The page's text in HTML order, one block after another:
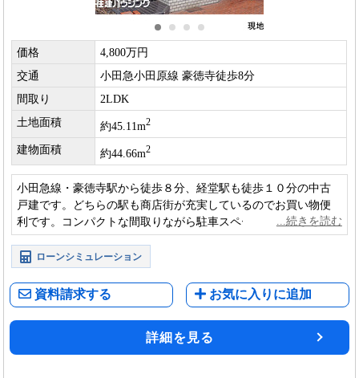
価格
4,800万円
交通
小田急小田原線 豪徳寺徒歩8分
間取り
2LDK
土地面積
約45.11m2
建物面積 約44.66m2
小田急線・豪徳寺駅から徒歩８分、経堂駅も徒歩１０分の中古
戸建です。どちらの駅も商店街が充実しているのでお買い物便
利です。コンパクトな間取りながら駐車スペースも確保してお
り、投資用にも適しています。
ローンシミュレーション
資料請求する お気に入りに追加
詳細を見る